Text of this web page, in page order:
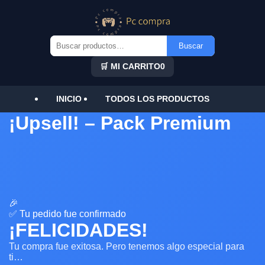
Buscar
por:
Buscar
🛒 MI CARRITO0
INICIO TODOS LOS PRODUCTOS
¡Upsell! – Pack Premium
🎉
✅ Tu pedido fue confirmado
¡FELICIDADES!
Tu compra fue exitosa. Pero tenemos algo especial para
ti…